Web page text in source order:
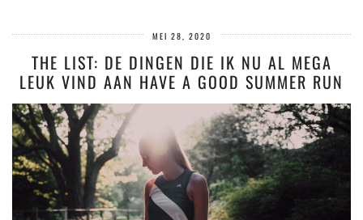
MEI 28, 2020
THE LIST: DE DINGEN DIE IK NU AL MEGA
LEUK VIND AAN HAVE A GOOD SUMMER RUN